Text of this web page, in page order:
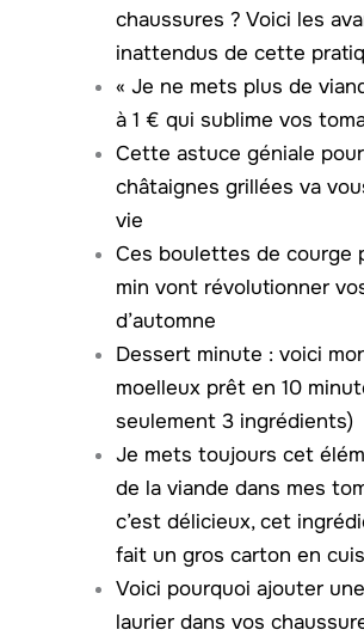
chaussures ? Voici les
inattendus de cette
« Je ne mets plus de
à 1 € qui sublime vos
Cette astuce géniale
châtaignes grillées va
vie
Ces boulettes de courge
min vont révolutionner
d’automne
Dessert minute : voici
moelleux prêt en 10
seulement 3 ingrédients)
Je mets toujours cet
de la viande dans mes
c’est délicieux, cet
fait un gros carton en
Voici pourquoi ajouter
laurier dans vos